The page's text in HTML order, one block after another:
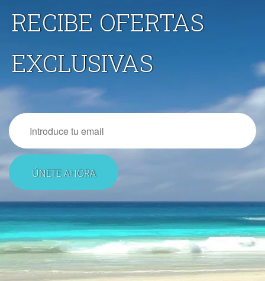
RECIBE OFERTAS
EXCLUSIVAS
Email